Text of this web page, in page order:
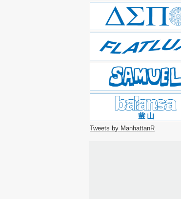
Tweets by ManhattanR